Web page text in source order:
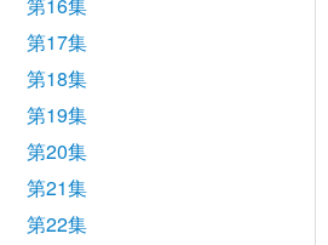
第17集
第18集
第19集
第20集
第21集
第22集